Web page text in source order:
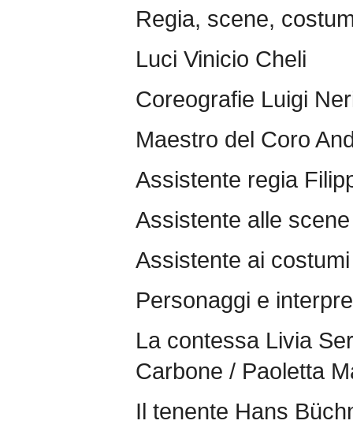
Regia, scene,
Luci Vinicio Cheli
Coreografie Luigi
Maestro del Coro
Assistente regia
Assistente alle
Assistente ai
Personaggi e
La contessa Livia
Carbone / Paoletta
Il tenente Hans